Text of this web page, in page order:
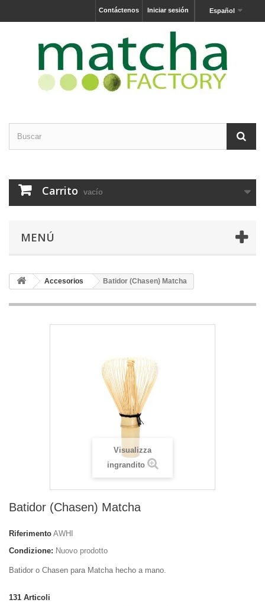
Español
Iniciar sesión
Contáctenos
Carrito vacío
MENÚ
Accesorios Batidor (Chasen) Matcha
Visualizza
ingrandito
Batidor (Chasen) Matcha
Riferimento AWHI
Condizione: Nuovo prodotto
Batidor o Chasen para Matcha hecho a mano.
131 Articoli